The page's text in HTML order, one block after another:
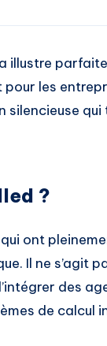
illustre
pour les
?
ont
Il ne s’agit
des
de calcul